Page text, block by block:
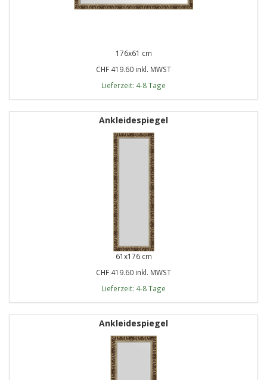
176x61 cm
CHF 419.60 inkl. MWST
Lieferzeit: 4-8 Tage
Ankleidespiegel
61x176 cm
CHF 419.60 inkl. MWST
Lieferzeit: 4-8 Tage
Ankleidespiegel